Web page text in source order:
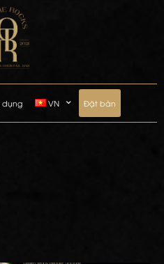
dụng VN Đặt bàn